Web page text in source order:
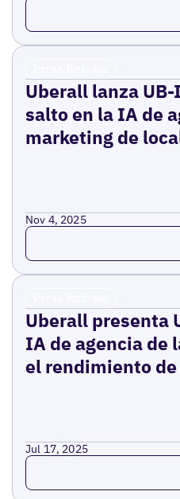
Read more
Uberall lanza
salto en la IA de
marketing de
Nov 4, 2025
Read more
Uberall presenta
IA de agencia de
el rendimiento
Jul 17, 2025
Read more